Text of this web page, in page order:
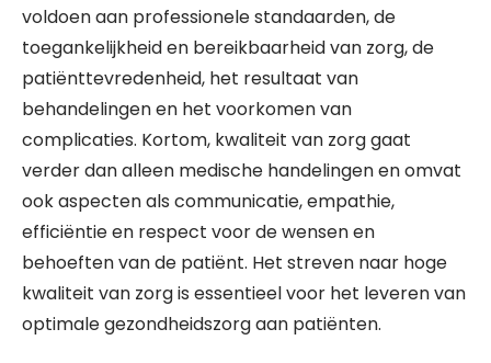
voldoen aan professionele standaarden, de
toegankelijkheid en bereikbaarheid van zorg, de
patiënttevredenheid, het resultaat van
behandelingen en het voorkomen van
complicaties. Kortom, kwaliteit van zorg gaat
verder dan alleen medische handelingen en omvat
ook aspecten als communicatie, empathie,
efficiëntie en respect voor de wensen en
behoeften van de patiënt. Het streven naar hoge
kwaliteit van zorg is essentieel voor het leveren van
optimale gezondheidszorg aan patiënten.